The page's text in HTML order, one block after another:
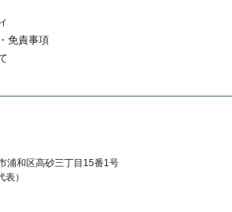
免責事項
浦和区高砂三丁目15番1号
）